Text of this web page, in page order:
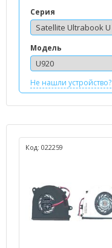
Серия
Модель
Не нашли устройство?
Код: 022259